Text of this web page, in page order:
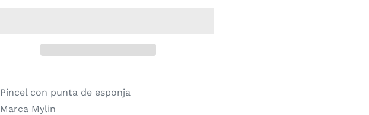
Pincel con punta de esponja
Marca Mylin